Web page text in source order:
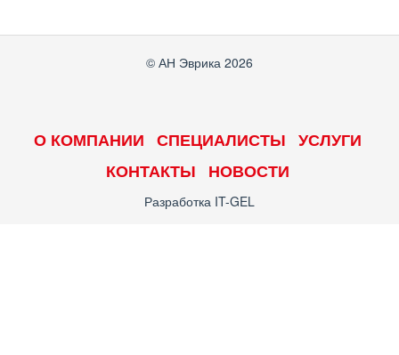
© АН Эврика 2026
О КОМПАНИИ СПЕЦИАЛИСТЫ УСЛУГИ
КОНТАКТЫ
НОВОСТИ
Разработка IT-GEL